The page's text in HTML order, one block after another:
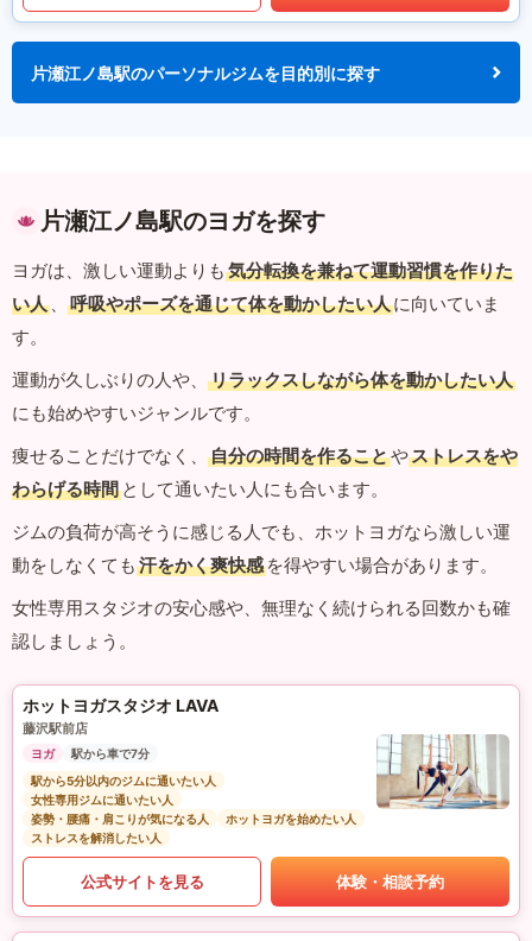
片瀬江ノ島駅のパーソナルジムを目的別に探す
片瀬江ノ島駅のヨガを探す
ヨガは、激しい運動よりも 気分転換を兼ねて運動習慣を作りた
い人 、 呼吸やポーズを通じて体を動かしたい人に向いていま
す。
運動が久しぶりの人や、
リラックスしながら体を動かしたい人
にも始めやすいジャンルです。
痩せることだけでなく、
自分の時間を作ることやストレスをや
わらげる時間 として通いたい人にも合います。
ジムの負荷が高そうに感じる人でも、ホットヨガなら激しい運
動をしなくても 汗をかく爽快感 を得やすい場合があります。
女性専用スタジオの安心感や、無理なく続けられる回数かも確
認しましょう。
ホットヨガスタジオ LAVA
藤沢駅前店
ヨガ
駅から車で7分
駅から5分以内のジムに通いたい人
女性専用ジムに通いたい人
姿勢・腰痛・肩こりが気になる人
ホットヨガを始めたい人
ストレスを解消したい人
公式サイトを見る 体験・相談予約